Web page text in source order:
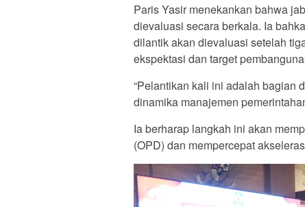
Paris Yasir menekankan bahwa
dievaluasi secara berkala. Ia
dilantik akan dievaluasi setelah
ekspektasi dan target
“Pelantikan kali ini adalah bagian
dinamika manajemen
Ia berharap langkah ini akan
(OPD) dan mempercepat